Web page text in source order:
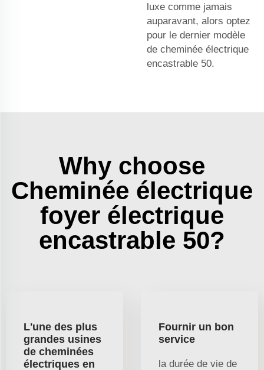
luxe comme jamais
auparavant, alors optez
pour le dernier modèle
de cheminée électrique
encastrable 50.
Why choose
Cheminée électrique
foyer électrique
encastrable 50?
L'une des plus
grandes usines
de cheminées
électriques en
Fournir un bon
service
la durée de vie de